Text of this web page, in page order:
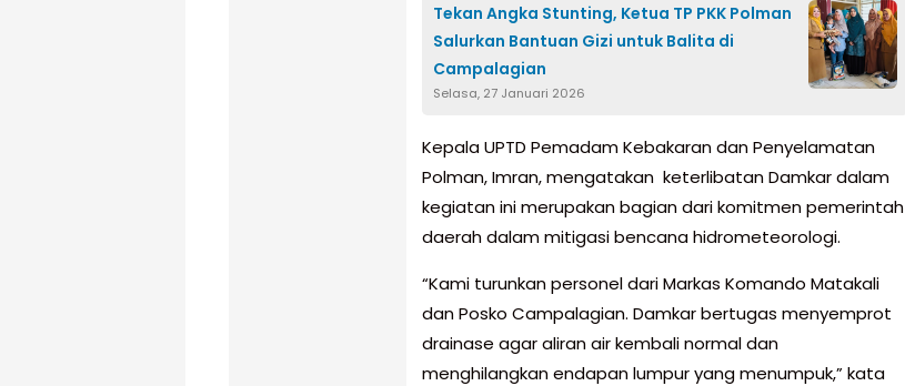
Tekan Angka Stunting, Ketua TP PKK Polman
Salurkan Bantuan Gizi untuk Balita di
Campalagian
Selasa, 27 Januari 2026
Kepala UPTD Pemadam Kebakaran dan Penyelamatan
Polman, Imran, mengatakan keterlibatan Damkar dalam
kegiatan ini merupakan bagian dari komitmen pemerintah
daerah dalam mitigasi bencana hidrometeorologi.
“Kami turunkan personel dari Markas Komando Matakali
dan Posko Campalagian. Damkar bertugas menyemprot
drainase agar aliran air kembali normal dan
menghilangkan endapan lumpur yang menumpuk,” kata